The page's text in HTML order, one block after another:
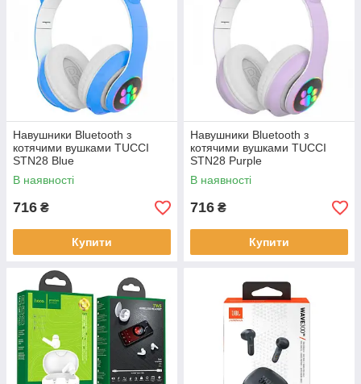
Навушники Bluetooth з
котячими вушками TUCCI
STN28 Blue
В наявності
716 ₴
Купити
Навушники Bluetooth з
котячими вушками TUCCI
STN28 Purple
В наявності
716 ₴
Купити